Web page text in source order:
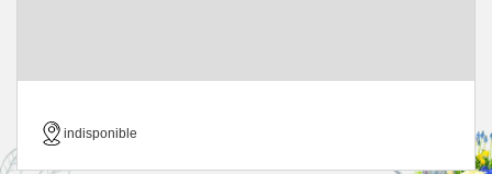
indisponible